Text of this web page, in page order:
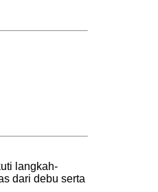
langkah-
dari debu serta